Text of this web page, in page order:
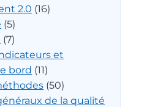
2.0 (16)
(5)
(7)
et
bord (11)
(50)
de la qualité